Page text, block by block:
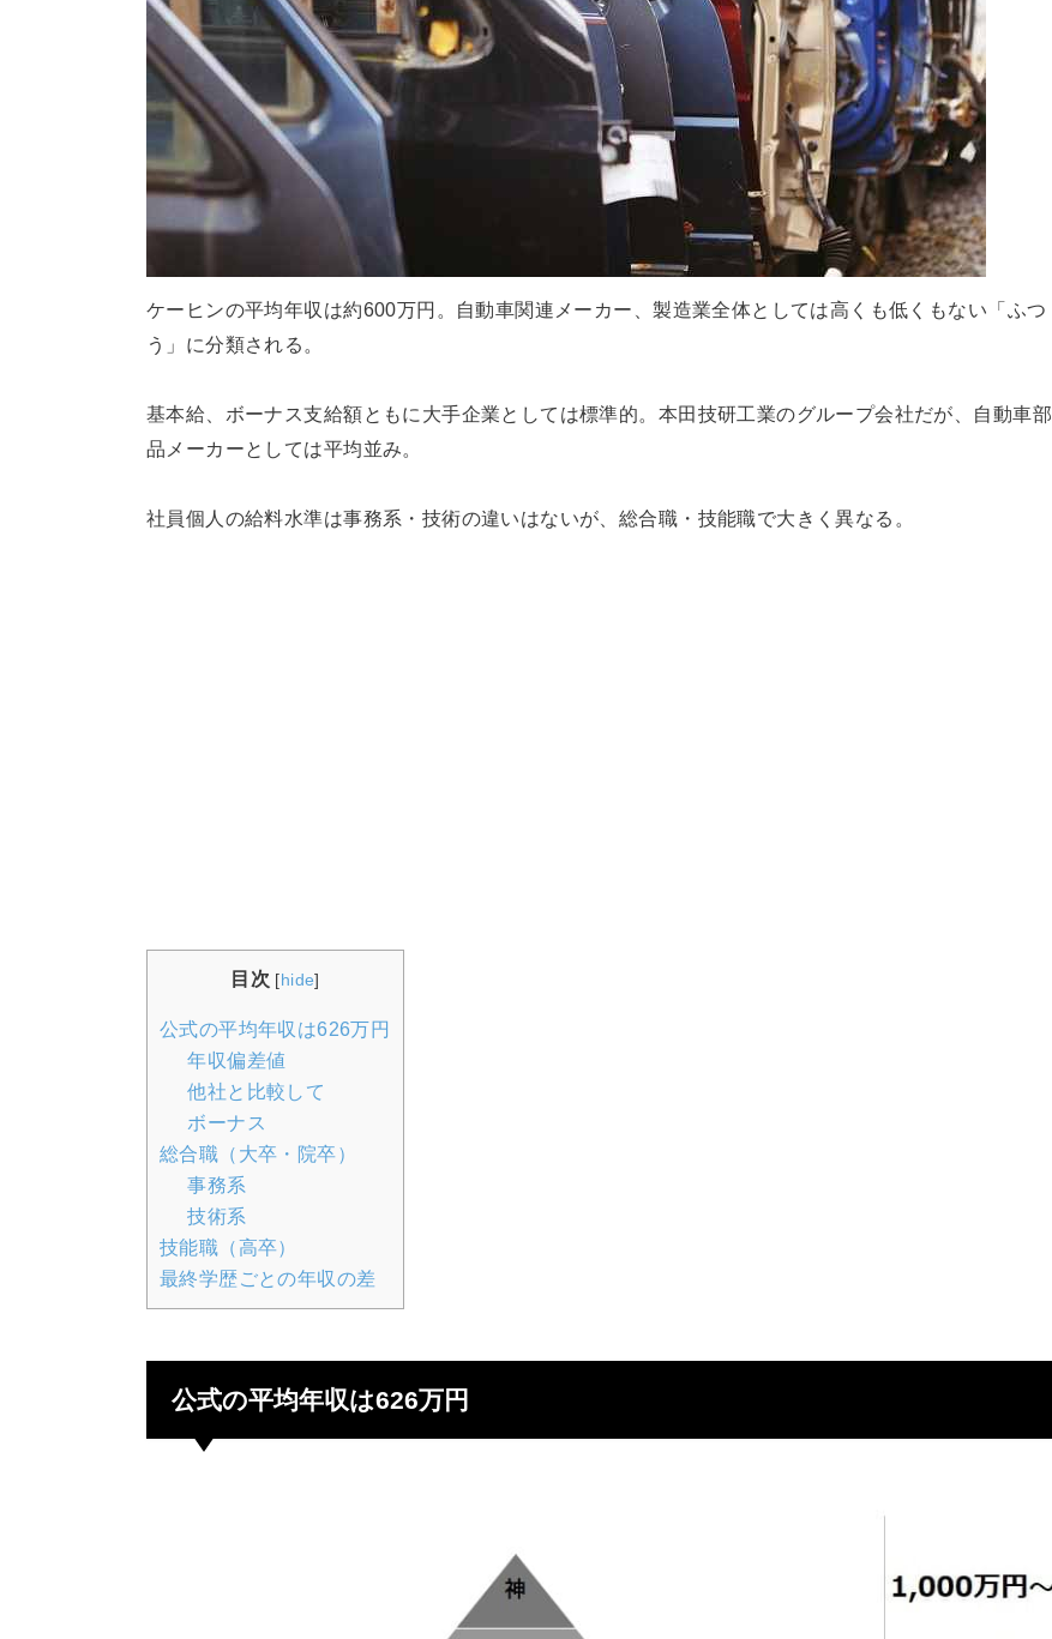
ケーヒンの平均年収は約600万円。自動車関連メーカー、製造業全体としては高くも低くもない「ふつ
う」に分類される。
基本給、ボーナス支給額ともに大手企業としては標準的。本田技研工業のグループ会社だが、自動車部
品メーカーとしては平均並み。
社員個人の給料水準は事務系・技術の違いはないが、総合職・技能職で大きく異なる。
目次 [hide]
公式の平均年収は626万円
年収偏差値
他社と比較して
ボーナス
総合職（大卒・院卒）
事務系
技術系
技能職（高卒）
最終学歴ごとの年収の差
公式の平均年収は626万円